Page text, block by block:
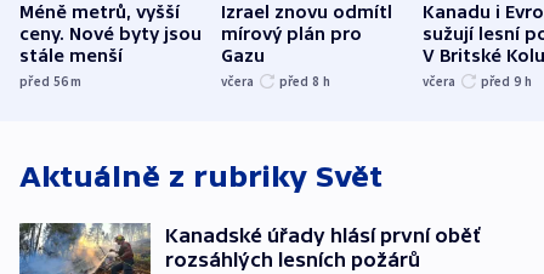
Méně metrů, vyšší
ceny. Nové byty jsou
stále menší
před 56m
Izrael znovu odmítl
mírový plán pro
Gazu
včera před 8 h
Kanadu i
sužují lesní
V Britské
evakuovali
včera před 9 h
Aktuálně z rubriky Svět
Kanadské úřady hlásí první oběť
rozsáhlých lesních požárů